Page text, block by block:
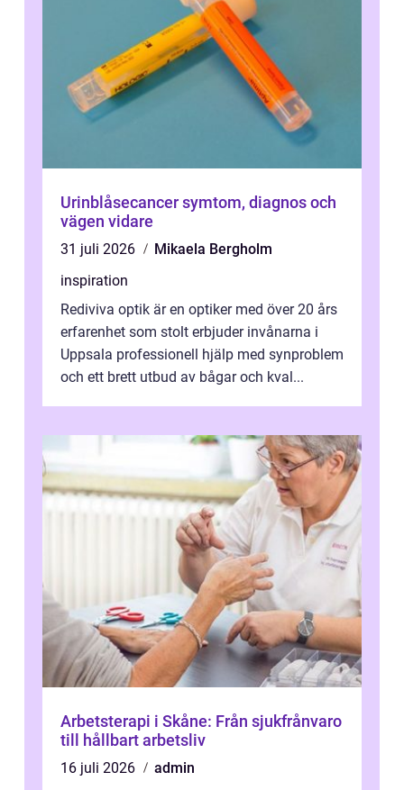
Urinblåsecancer symtom, diagnos och
vägen vidare
31 juli 2026
Mikaela Bergholm
inspiration
Rediviva optik är en optiker med över 20 års
erfarenhet som stolt erbjuder invånarna i
Uppsala professionell hjälp med synproblem
och ett brett utbud av bågar och kval...
Arbetsterapi i Skåne: Från sjukfrånvaro
till hållbart arbetsliv
16 juli 2026
admin